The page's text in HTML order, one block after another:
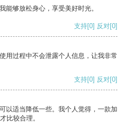
能够放松身心，享受美好时光。
支持[0] 反对[0]
用过程中不会泄露个人信息，让我非常
支持[0] 反对[0]
以适当降低一些。我个人觉得，一款加
比较合理。